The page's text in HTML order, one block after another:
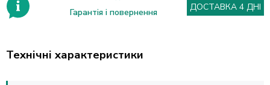
Гарантія і повернення
ДОСТАВКА 4 ДНІ
Технічні характеристики